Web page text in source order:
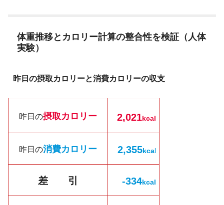
体重推移とカロリー計算の整合性を検証（人体
実験）
昨日の摂取カロリーと消費カロリーの収支
昨日の摂取カロリー 2,021kcal
昨日の消費カロリー 2,355kcal
差 引 -334kcal